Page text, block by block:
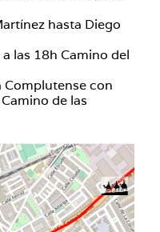
hasta Diego
las 18h Camino del
Complutense con
de las